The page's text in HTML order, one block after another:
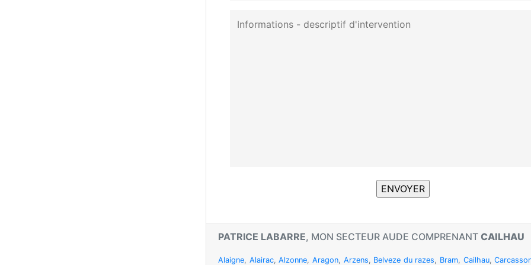
PATRICE LABARRE, MON SECTEUR AUDE COMPRENANT CAILHAU
Alaigne Alairac,Alzonne Aragon, Arzens Belveze du razes Bram Cailhau,